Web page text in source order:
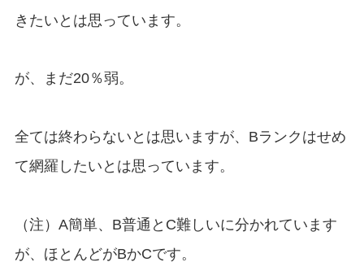
きたいとは思っています。
が、まだ20％弱。
全ては終わらないとは思いますが、Bランクはせめ
て網羅したいとは思っています。
（注）A簡単、B普通とC難しいに分かれています
が、ほとんどがBかCです。